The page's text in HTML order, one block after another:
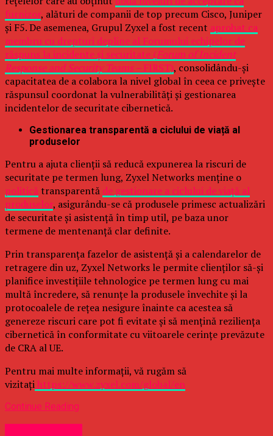
furnizor, alături de companii de top precum Cisco, Juniper
și F5. De asemenea, Grupul Zyxel a fost recent aprobat ca
membru cu drepturi depline al Forumului echipelor de
răspuns la incidente și securitate (Forum of Incident
Response and Security Teams –FIRST), consolidându-și
capacitatea de a colabora la nivel global în ceea ce privește
răspunsul coordonat la vulnerabilități și gestionarea
incidentelor de securitate cibernetică.
Gestionarea transparentă a ciclului de viață al
produselor
Pentru a ajuta clienții să reducă expunerea la riscuri de
securitate pe termen lung, Zyxel Networks menține o
politică transparentă de gestionare a ciclului de viață al
produselor, asigurându-se că produsele primesc actualizări
de securitate și asistență în timp util, pe baza unor
termene de mentenanță clar definite.
Prin transparența fazelor de asistență și a calendarelor de
retragere din uz, Zyxel Networks le permite clienților să-și
planifice investițiile tehnologice pe termen lung cu mai
multă încredere, să renunțe la produsele învechite și la
protocoalele de rețea nesigure înainte ca acestea să
genereze riscuri care pot fi evitate și să mențină reziliența
cibernetică în conformitate cu viitoarele cerințe prevăzute
de CRA al UE.
Pentru mai multe informații, vă rugăm să
vizitațihttps://www.zyxel.com/global/en
Continue Reading